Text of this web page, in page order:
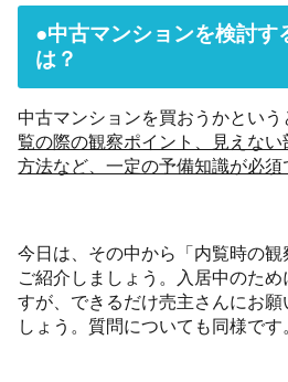
●中古マンションを検討す
は？
中古マンションを買おうかという
覧の際の観察ポイント、見えな
方法など、一定の予備知識が必須
今日は、その中から「内覧時の
ご紹介しましょう。入居中のた
すが、できるだけ売主さんにお願
しょう。質問についても同様です